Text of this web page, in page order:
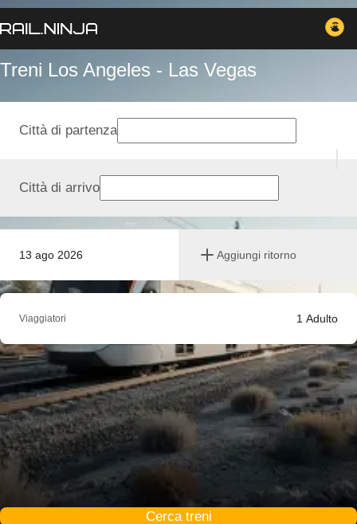
Treni Los Angeles - Las Vegas
13 ago 2026 Aggiungi ritorno
Città di partenza
Città di arrivo
Viaggiatori 1 Adulto
Cerca treni